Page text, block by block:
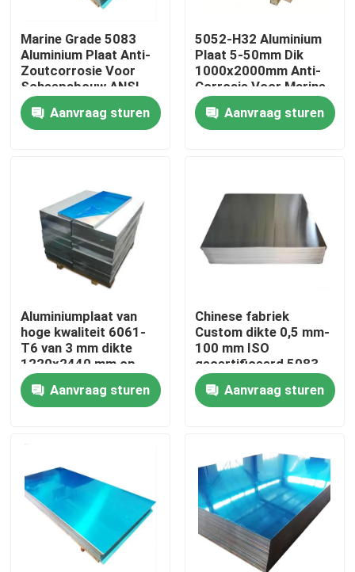
Thuis
video's
Over ons
Fabriekstocht
Kwaliteitscontrole
Nieuws
Vraag een offerte
De Bladen van de roestvrij staalplaat
Marine Grade 5083
Aluminium Plaat Anti-
Zoutcorrosie Voor
Scheepsbouw ANSI
Gecertificeerd
Aanvraag sturen
5052-H32 Aluminium
Plaat 5-50mm Dik
1000x2000mm Anti-
Corrosie Voor Marine
Constructie
Aanvraag sturen
Aluminiumplaat van
hoge kwaliteit 6061-
T6 van 3 mm dikte
1220x2440 mm op
maat gesneden voor
industriële toepassing
in de luchtvaart
Aanvraag sturen
Chinese fabriek
Custom dikte 0,5 mm-
100 mm ISO
gecertificeerd 5083
H111 legering 1060
Pure aluminium plaat
Aanvraag sturen